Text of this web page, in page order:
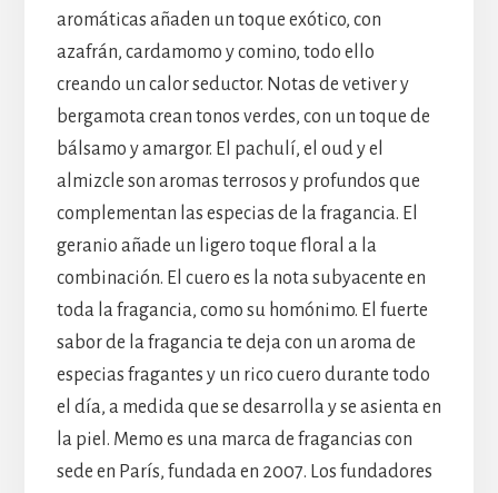
aromáticas añaden un toque exótico, con
azafrán, cardamomo y comino, todo ello
creando un calor seductor. Notas de vetiver y
bergamota crean tonos verdes, con un toque de
bálsamo y amargor. El pachulí, el oud y el
almizcle son aromas terrosos y profundos que
complementan las especias de la fragancia. El
geranio añade un ligero toque floral a la
combinación. El cuero es la nota subyacente en
toda la fragancia, como su homónimo. El fuerte
sabor de la fragancia te deja con un aroma de
especias fragantes y un rico cuero durante todo
el día, a medida que se desarrolla y se asienta en
la piel. Memo es una marca de fragancias con
sede en París, fundada en 2007. Los fundadores